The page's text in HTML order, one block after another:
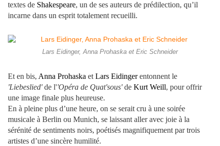
textes de Shakespeare, un de ses auteurs de prédilection, qu’il
incarne dans un esprit totalement recueilli.
Lars Eidinger, Anna Prohaska et Eric Schneider
Et en bis, Anna Prohaska et Lars Eidingerentonnent le
'Liebeslied'de l''Opéra de Quat'sous'de Kurt Weill, pour offrir
une image finale plus heureuse.
En à pleine plus d’une heure, on se serait cru à une soirée
musicale à Berlin ou Munich, se laissant aller avec joie à la
sérénité de sentiments noirs, poétisés magnifiquement par trois
artistes d’une sincère humilité.